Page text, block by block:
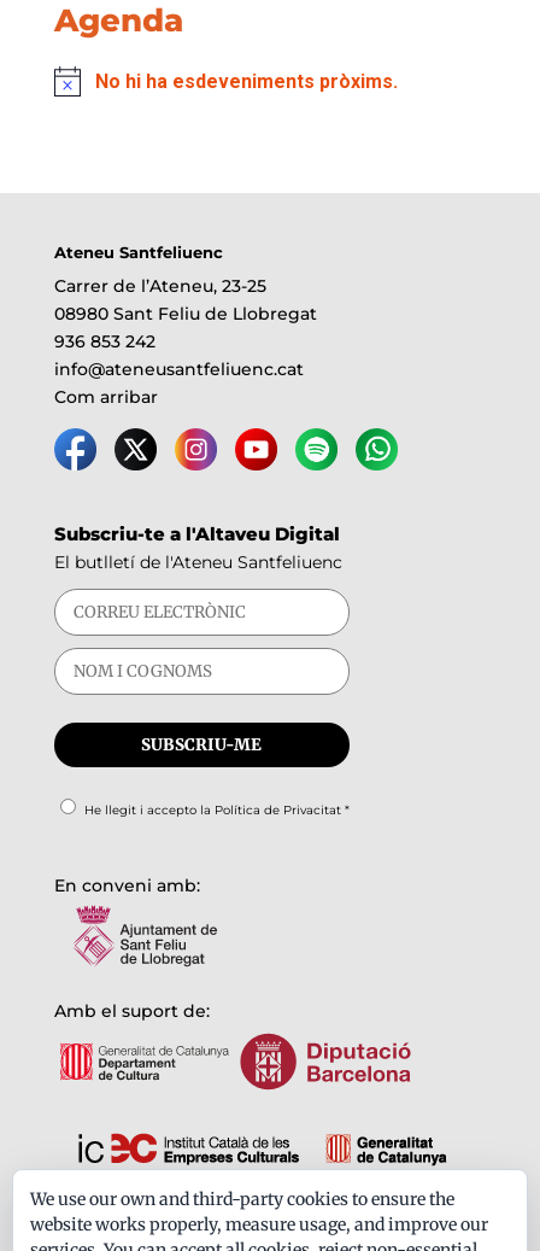
Agenda
No hi ha esdeveniments pròxims.
Ateneu Santfeliuenc
Carrer de l’Ateneu, 23-25
08980 Sant Feliu de Llobregat
936 853 242
info@ateneusantfeliuenc.cat
Com arribar
Subscriu-te a l'Altaveu Digital
El butlletí de l'Ateneu Santfeliuenc
He llegit i accepto la Política de Privacitat*
En conveni amb:
Amb el suport de:
Formem part de:
We use our own and third-party cookies to ensure the
website works properly, measure usage, and improve our